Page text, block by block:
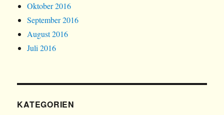
Oktober 2016
September 2016
August 2016
Juli 2016
KATEGORIEN